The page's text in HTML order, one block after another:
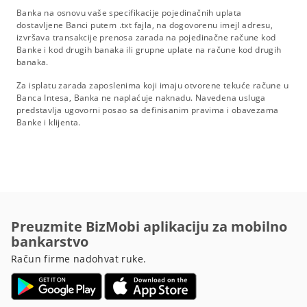
Banka na osnovu vaše specifikacije pojedinačnih uplata
dostavljene Banci putem .txt fajla, na dogovorenu imejl adresu,
izvršava transakcije prenosa zarada na pojedinačne račune kod
Banke i kod drugih banaka ili grupne uplate na račune kod drugih
banaka.
Za isplatu zarada zaposlenima koji imaju otvorene tekuće račune u
Banca Intesa, Banka ne naplaćuje naknadu. Navedena usluga
predstavlja ugovorni posao sa definisanim pravima i obavezama
Banke i klijenta.
Preuzmite BizMobi aplikaciju za mobilno
bankarstvo
Račun firme nadohvat ruke.